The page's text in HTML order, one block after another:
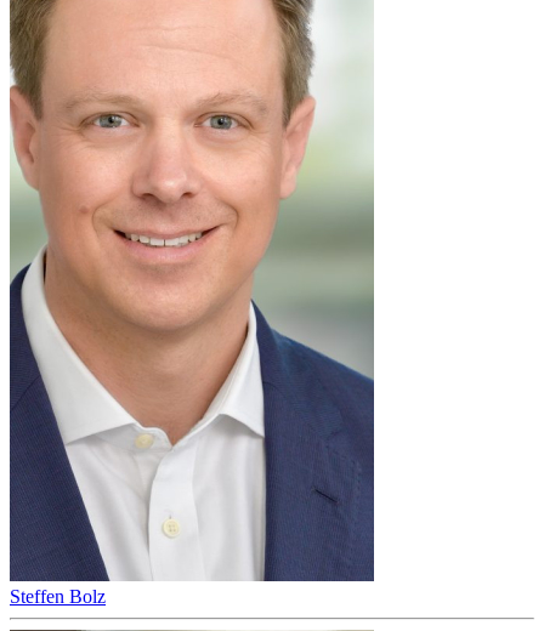
Steffen Bolz